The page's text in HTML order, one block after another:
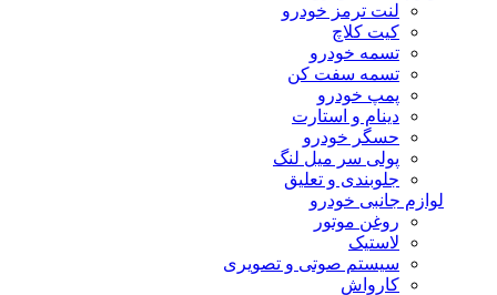
لنت ترمز خودرو
کیت کلاچ
تسمه خودرو
تسمه سفت کن
پمپ خودرو
دینام و استارت
حسگر خودرو
پولی سر میل لنگ
جلوبندی و تعلیق
لوازم جانبی خودرو
روغن موتور
لاستیک
سیستم صوتی و تصویری
کارواش